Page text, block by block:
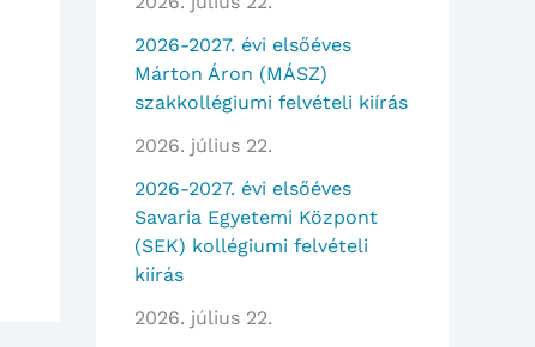
2026-2027. évi elsőéves
Márton Áron (MÁSZ)
szakkollégiumi felvételi kiírás
2026. július 22.
2026-2027. évi elsőéves
Savaria Egyetemi Központ
(SEK) kollégiumi felvételi
kiírás
2026. július 22.